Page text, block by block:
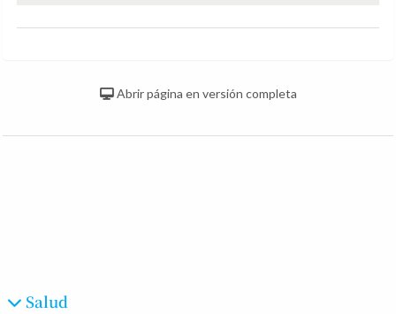
Abrir página en versión completa
Salud